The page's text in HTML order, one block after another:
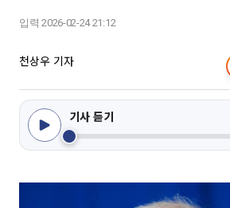
입력 2026-02-24 21:12
천상우 기자
기사 듣기